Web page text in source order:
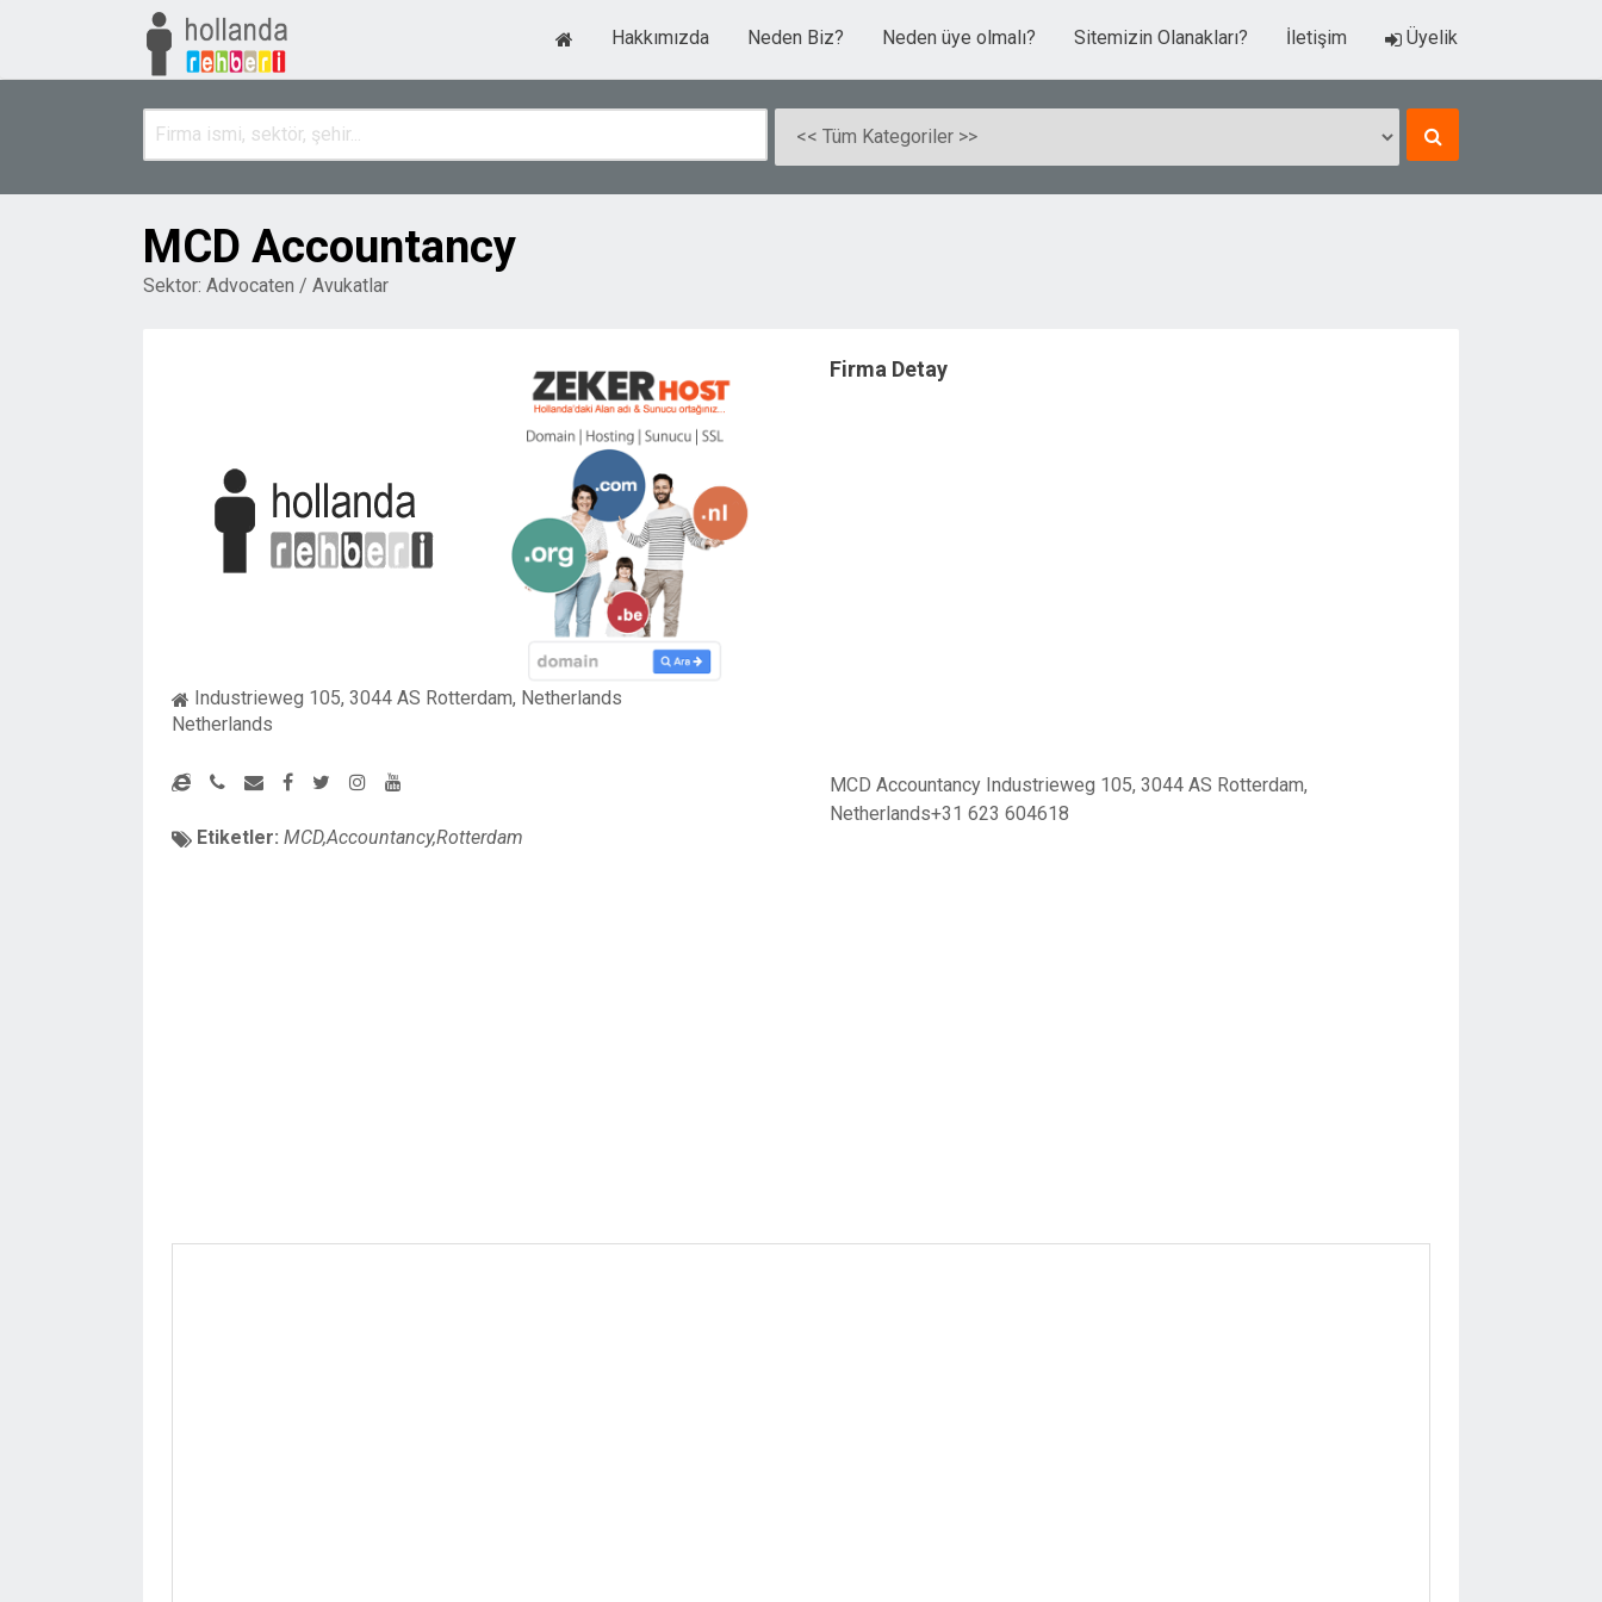
Hakkımızda Neden Biz? Neden üye olmalı? Sitemizin Olanakları? İletişim Üyelik
MCD Accountancy
Sektor: Advocaten / Avukatlar
Industrieweg 105, 3044 AS Rotterdam, Netherlands
Netherlands
Etiketler: MCD,Accountancy,Rotterdam
Firma Detay
MCD Accountancy Industrieweg 105, 3044 AS Rotterdam,
Netherlands+31 623 604618